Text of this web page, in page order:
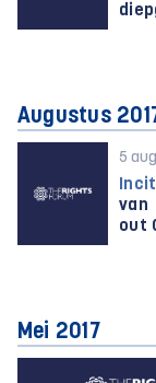
Augustus
5
van
out
Mei 2017